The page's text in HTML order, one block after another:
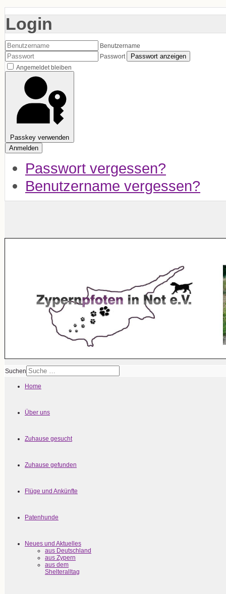
Login
Benutzername
Passwort
Passwort anzeigen
Angemeldet bleiben
Passkey verwenden
Anmelden
Passwort vergessen?
Benutzername vergessen?
Suchen
Home
Über uns
Zuhause gesucht
Zuhause gefunden
Flüge und Ankünfte
Patenhunde
Neues und Aktuelles
aus Deutschland
aus Zypern
aus dem
Shelteralltag